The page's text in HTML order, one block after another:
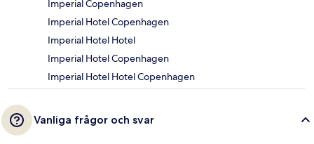
Imperial Copenhagen
Imperial Hotel Copenhagen
Imperial Hotel Hotel
Imperial Hotel Copenhagen
Imperial Hotel Hotel Copenhagen
Vanliga frågor och svar